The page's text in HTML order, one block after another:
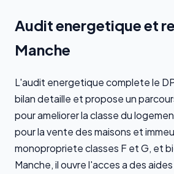
Audit energetique et
Manche
L'audit energetique complete le
bilan detaille et propose un
pour ameliorer la classe du
pour la vente des maisons et
monopropriete classes F et G, et
Manche, il ouvre l'acces a des